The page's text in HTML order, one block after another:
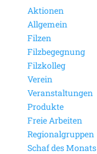
Aktionen
Allgemein
Filzen
Filzbegegnung
Filzkolleg
Verein
Veranstaltungen
Produkte
Freie Arbeiten
Regionalgruppen
Schaf des Monats